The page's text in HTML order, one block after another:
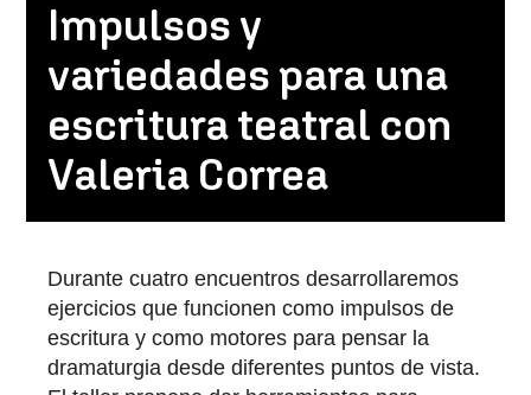
Impulsos y
variedades para una
escritura teatral con
Valeria Correa
Durante cuatro encuentros desarrollaremos
ejercicios que funcionen como impulsos de
escritura y como motores para pensar la
dramaturgia desde diferentes puntos de vista.